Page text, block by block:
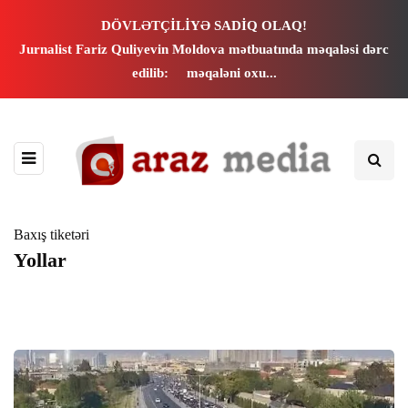
DÖVLƏTÇİLİYƏ SADİQ OLAQ!
Jurnalist Fariz Quliyevin Moldova mətbuatında məqaləsi dərc
edilib:
məqaləni oxu...
Baxış tiketəri
Yollar